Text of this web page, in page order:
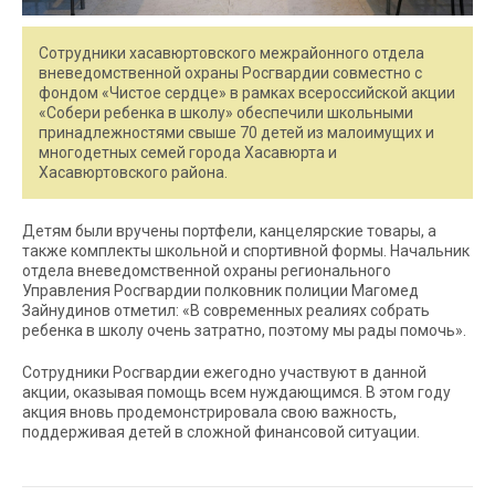
Сотрудники хасавюртовского межрайонного отдела
вневедомственной охраны Росгвардии совместно с
фондом «Чистое сердце» в рамках всероссийской акции
«Собери ребенка в школу» обеспечили школьными
принадлежностями свыше 70 детей из малоимущих и
многодетных семей города Хасавюрта и
Хасавюртовского района.
Детям были вручены портфели, канцелярские товары, а
также комплекты школьной и спортивной формы. Начальник
отдела вневедомственной охраны регионального
Управления Росгвардии полковник полиции Магомед
Зайнудинов отметил: «В современных реалиях собрать
ребенка в школу очень затратно, поэтому мы рады помочь».
Сотрудники Росгвардии ежегодно участвуют в данной
акции, оказывая помощь всем нуждающимся. В этом году
акция вновь продемонстрировала свою важность,
поддерживая детей в сложной финансовой ситуации.